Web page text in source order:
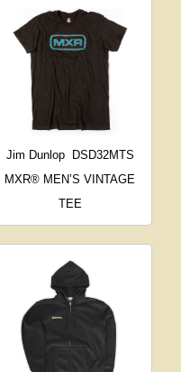
Jim Dunlop
DSD32MTS
MXR® MEN’S VINTAGE
TEE